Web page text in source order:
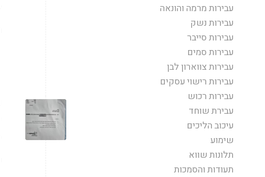
עבירות מרמה והונאה
עבירות נשק
עבירות סייבר
עבירות סמים
עבירות צווארון לבן
עבירות רישוי עסקים
עבירות רכוש
עבירת שוחד
עיכוב הליכים
שימוע
תלונות שווא
תעודות והסמכות